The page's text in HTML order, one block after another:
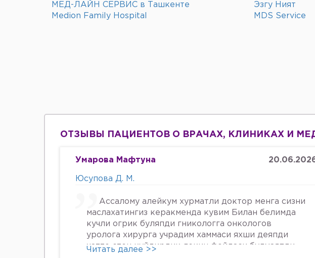
МЕД-ЛАЙН СЕРВИС в Ташкенте
Эзгу Ният
Medion Family Hospital
MDS Service
ОТЗЫВЫ ПАЦИЕНТОВ О ВРАЧАХ, КЛИНИКАХ И
Умарова Мафтуна
Юсупова Д. М.
Ассалому алейкум хурматли доктор менга сизни
маслахатингиз керакменда кувим Билан белимда
кучли огрик буляпди гникологга онкологов
уролога хирурга учрадим хаммаси яхши деяпди
хатто стен куйдирдик лекин фойдаси булмаяпди
Читать далее >>